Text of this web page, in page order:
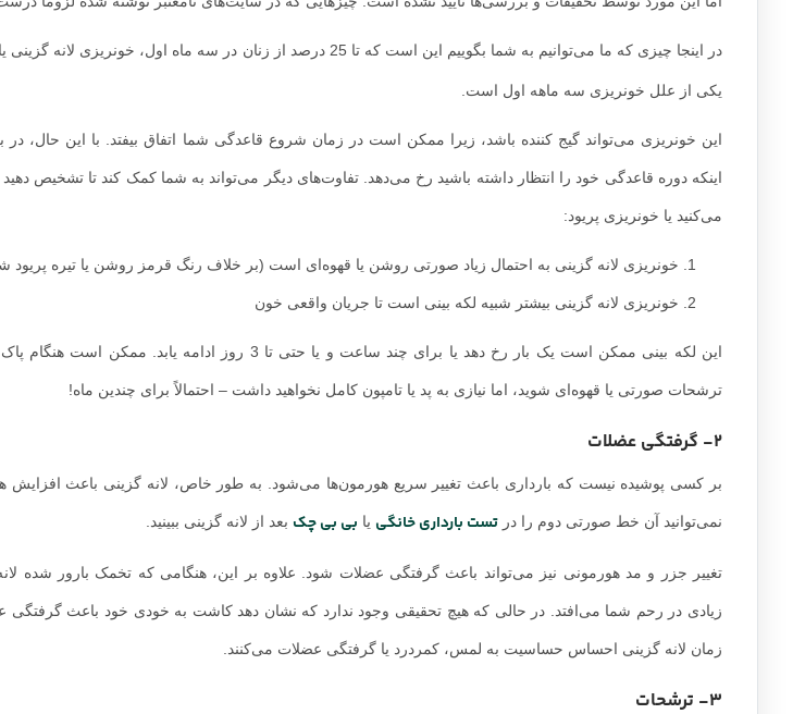
در اینجا چیزی که ما می‌توانیم به شما بگوییم این است که تا 25 درصد از زنان در سه ماه اول، خونریزی لانه گزینی یا
یکی از علل خونریزی سه ماهه اول است.
این خونریزی می‌تواند گیج کننده باشد، زیرا ممکن است در زمان شروع قاعدگی شما اتفاق بیفتد. با این حال، در
اینکه دوره قاعدگی خود را انتظار داشته باشید رخ می‌دهد. تفاوت‌های دیگر می‌تواند به شما کمک کند تا تشخیص دهید
می‌کنید یا خونریزی پریود:
خونریزی لانه گزینی به احتمال زیاد صورتی روشن یا قهوه‌ای است (بر خلاف رنگ قرمز روشن یا تیره پریود
خونریزی لانه گزینی بیشتر شبیه لکه بینی است تا جریان واقعی خون
این لکه بینی ممکن است یک بار رخ دهد یا برای چند ساعت و یا حتی تا 3
ترشحات صورتی یا قهوه‌ای شوید، اما نیازی به پد یا تامپون کامل نخواهید داشت – احتمالاً برای چندین ماه!
2- گرفتگی عضلات
بر کسی پوشیده نیست که بارداری باعث تغییر سریع هورمون‌ها می‌شود. به طور خاص، لانه گزینی باعث
نمی‌توانید آن خط صورتی دوم را در تست بارداری خانگی یا بی بی چک بعد از لانه گزینی ببینید.
تغییر جزر و مد هورمونی نیز می‌تواند باعث گرفتگی عضلات شود. علاوه بر این، هنگامی که تخمک بارور شده
زیادی در رحم شما می‌افتد. در حالی که هیچ تحقیقی وجود ندارد که نشان دهد کاشت به خودی خود باعث
زمان لانه گزینی احساس حساسیت به لمس، کمردرد یا گرفتگی عضلات می‌کنند.
3- ترشحات